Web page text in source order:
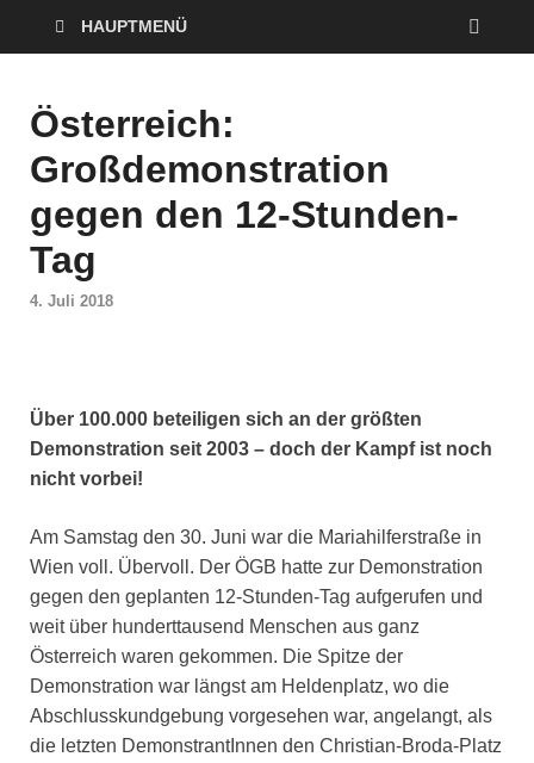
HAUPTMENÜ
Österreich:
Großdemonstration
gegen den 12-Stunden-
Tag
4. Juli 2018
Über 100.000 beteiligen sich an der größten
Demonstration seit 2003 – doch der Kampf ist noch
nicht vorbei!
Am Samstag den 30. Juni war die Mariahilferstraße in
Wien voll. Übervoll. Der ÖGB hatte zur Demonstration
gegen den geplanten 12-Stunden-Tag aufgerufen und
weit über hunderttausend Menschen aus ganz
Österreich waren gekommen. Die Spitze der
Demonstration war längst am Heldenplatz, wo die
Abschlusskundgebung vorgesehen war, angelangt, als
die letzten DemonstrantInnen den Christian-Broda-Platz